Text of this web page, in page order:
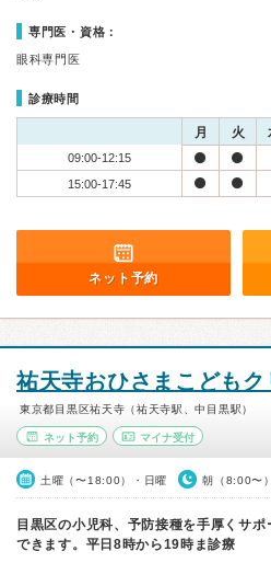
専門医・資格：
眼科専門医
診療時間
月 火
09:00-12:15
15:00-17:45
ネット予約
祐天寺おひさまこどもク
東京都目黒区祐天寺（祐天寺駅、中目黒駅）
ネット予約 マイナ受付
土曜（〜18:00）・日曜 朝（8:00〜）
目黒区の小児科、予防接種を手厚くサ
できます。平日8時から19時ま診療